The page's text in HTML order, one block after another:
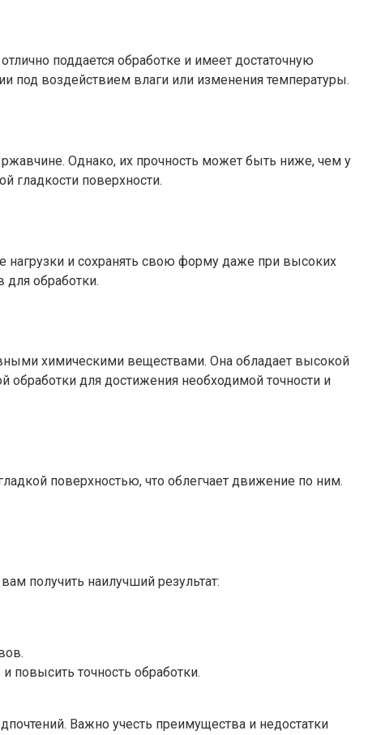
поддается обработке и имеет достаточную
под воздействием влаги или изменения температуры.
Однако, их прочность может быть ниже, чем у
гладкости поверхности.
и сохранять свою форму даже при высоких
обработки.
химическими веществами. Она обладает высокой
для достижения необходимой точности и
поверхностью, что облегчает движение по ним.
получить наилучший результат:
повысить точность обработки.
Важно учесть преимущества и недостатки